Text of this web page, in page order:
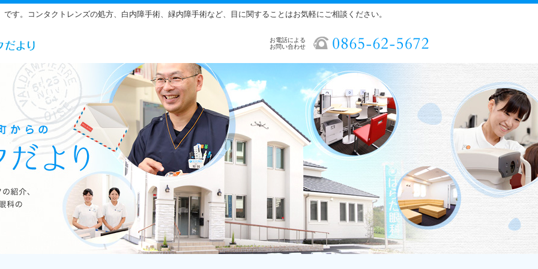
す。コンタクトレンズの処方、白内障手術、緑内障手術など、目に関することはお気軽にご相談ください。
お電話による
お問い合わせ